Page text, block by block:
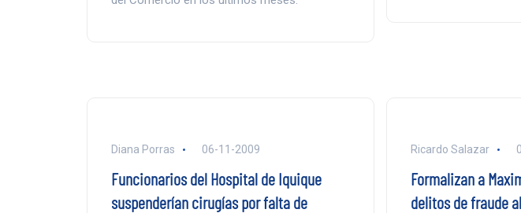
Diana Porras 06-11-2009
Funcionarios del Hospital de Iquique
suspenderían cirugías por falta de
Ricardo Salazar
Formalizan a
delitos de fraude